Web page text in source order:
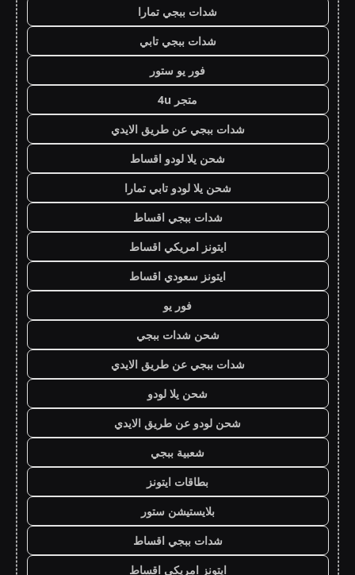
شدات ببجي تمارا
شدات ببجي تابي
فور يو ستور
متجر 4u
شدات ببجي عن طريق الايدي
شحن يلا لودو اقساط
شحن يلا لودو تابي تمارا
شدات ببجي اقساط
ايتونز امريكي اقساط
ايتونز سعودي اقساط
فور يو
شحن شدات ببجي
شدات ببجي عن طريق الايدي
شحن يلا لودو
شحن لودو عن طريق الايدي
شعبية ببجي
بطاقات ايتونز
بلايستيشن ستور
شدات ببجي اقساط
ايتونز امريكي اقساط